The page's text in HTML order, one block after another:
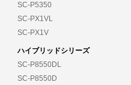
SC-P5350
SC-PX1VL
SC-PX1V
ハイブリッドシリーズ
SC-P8550DL
SC-P8550D